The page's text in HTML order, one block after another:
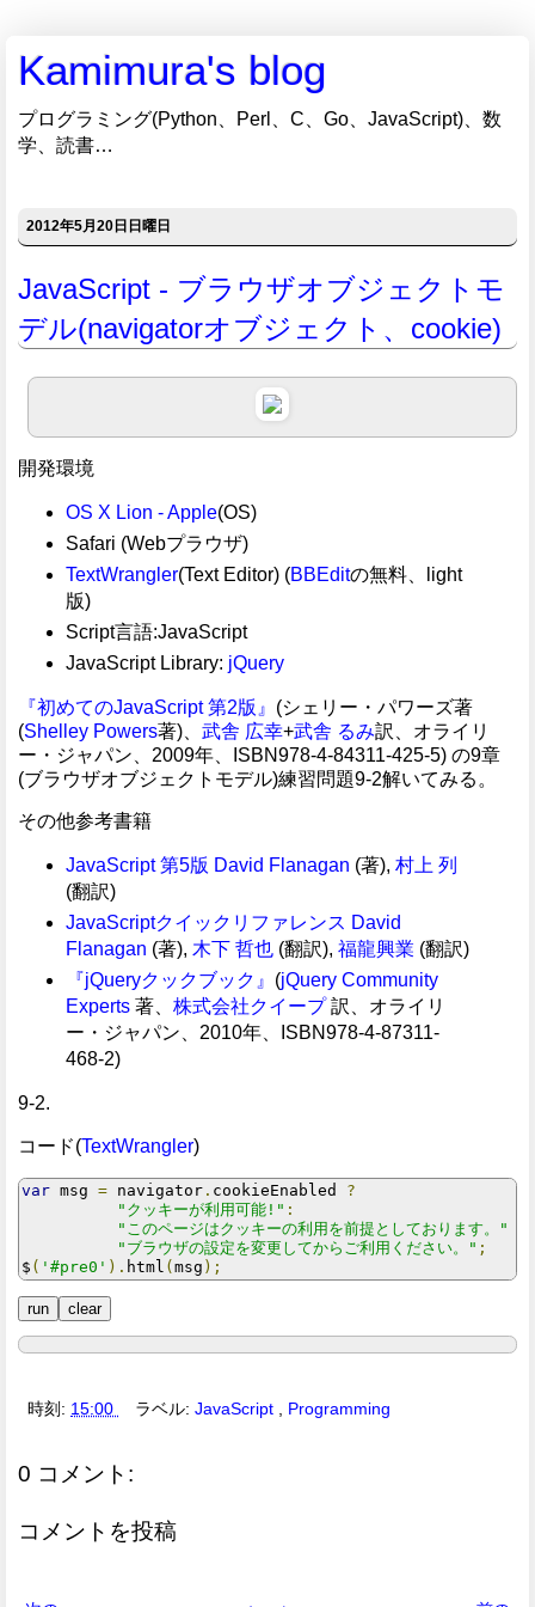
Kamimura's blog
プログラミング(Python、Perl、C、Go、JavaScript)、数
学、読書…
2012年5月20日日曜日
JavaScript - ブラウザオブジェクトモ
デル(navigatorオブジェクト、cookie)
開発環境
OS X Lion - Apple(OS)
Safari (Webプラウザ)
TextWrangler(Text Editor) (BBEditの無料、light
版)
Script言語:JavaScript
JavaScript Library: jQuery
『初めてのJavaScript 第2版』 (シェリー・パワーズ著
(Shelley Powers著)、 武舎 広幸+武舎 るみ訳、オライリ
ー・ジャパン、2009年、ISBN978-4-84311-425-5) の9章
(ブラウザオブジェクトモデル)練習問題9-2解いてみる。
その他参考書籍
JavaScript 第5版 David Flanagan (著), 村上 列
(翻訳)
JavaScriptクイックリファレンス David
Flanagan (著), 木下 哲也(翻訳), 福龍興業 (翻訳)
『jQueryクックブック』 (jQuery Community
Experts著、 株式会社クイープ訳、オライリ
ー・ジャパン、2010年、ISBN978-4-87311-
468-2)
9-2.
コード(TextWrangler)
var msg = navigator . cookieEnabled ?
"クッキーが利用可能!" :
"このページはクッキーの利用を前提としております。"
"ブラウザの設定を変更してからご利用ください。" ;
$ ( '#pre0' ). html (msg );
時刻: 15:00 ラベル:JavaScript , Programming
0 コメント:
コメントを投稿